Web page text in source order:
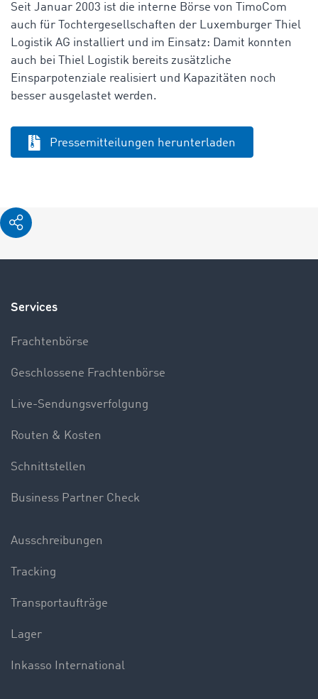
Seit Januar 2003 ist die interne Börse von TimoCom
auch für Tochtergesellschaften der Luxemburger Thiel
Logistik AG installiert und im Einsatz: Damit konnten
auch bei Thiel Logistik bereits zusätzliche
Einsparpotenziale realisiert und Kapazitäten noch
besser ausgelastet werden.
Pressemitteilungen herunterladen
Services
Frachtenbörse
Geschlossene Frachtenbörse
Live-Sendungsverfolgung
Routen & Kosten
Schnittstellen
Business Partner Check
Ausschreibungen
Tracking
Transportaufträge
Lager
Inkasso International